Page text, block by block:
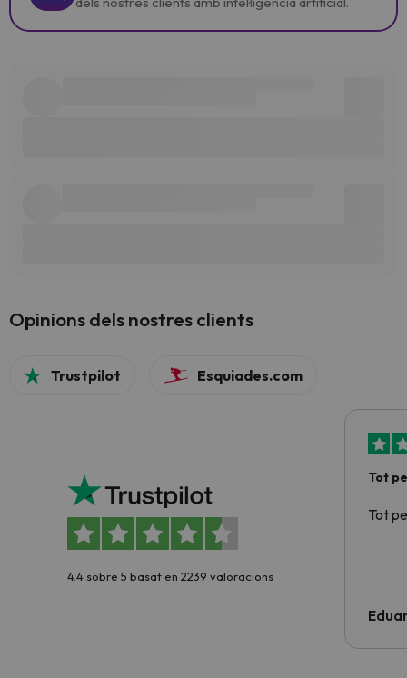
Opinions dels nostres clients
Trustpilot Esquiades.com
4.4 sobre 5 basat en 2239 valoracions
Tot
Tot